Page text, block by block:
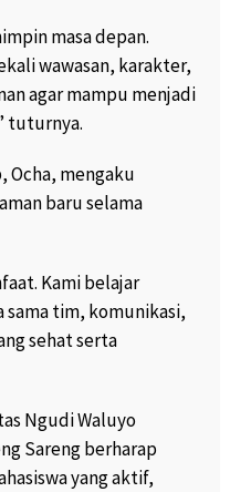
masa depan.
wawasan, karakter,
agar mampu menjadi
tuturnya.
Ocha, mengaku
baru selama
Kami belajar
tim, komunikasi,
sehat serta
Ngudi Waluyo
Sareng berharap
yang aktif,